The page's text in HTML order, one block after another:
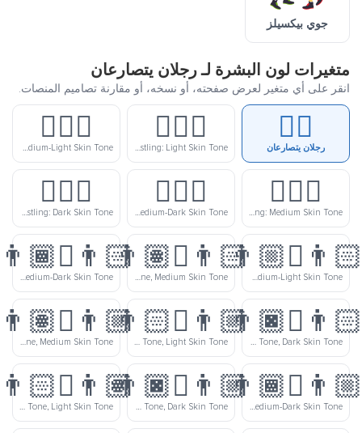
جوي بيكسيلز
متغيرات لون البشرة لـ رجلان يتصارعان
انقر على أي متغير لعرض صفحته، أو نسخه، أو مقارنة تصاميم المنصات.
🤼‍♂️
رجلان يتصارعان
🤼🏻‍♂️
Men Wrestling: Light Skin Tone
🤼🏼‍♂️
Men Wrestling: Medium-Light Skin Tone
🤼🏽‍♂️
Men Wrestling: Medium Skin Tone
🤼🏾‍♂️
Men Wrestling: Medium-Dark Skin Tone
🤼🏿‍♂️
Men Wrestling: Dark Skin Tone
Men Wrestling: Light Skin Tone, Medium-Light Skin Tone
👨🏻‍🫯‍👨🏽
Men Wrestling: Light Skin Tone, Medium Skin Tone
👨🏻‍🫯‍👨🏾
Men Wrestling: Light Skin Tone, Medium-Dark Skin Tone
Men Wrestling: Light Skin Tone, Dark Skin Tone
👨🏼‍🫯‍👨🏻
Men Wrestling: Medium-Light Skin Tone, Light Skin Tone
👨🏼‍🫯‍👨🏽
Men Wrestling: Medium-Light Skin Tone, Medium Skin Tone
Men Wrestling: Medium-Light Skin Tone, Medium-Dark Skin Tone
👨🏼‍🫯‍👨🏿
Men Wrestling: Medium-Light Skin Tone, Dark Skin Tone
👨🏽‍🫯‍👨🏻
Men Wrestling: Medium Skin Tone, Light Skin Tone